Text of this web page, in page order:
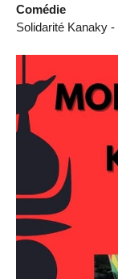
Comédie
Solidarité Kanaky